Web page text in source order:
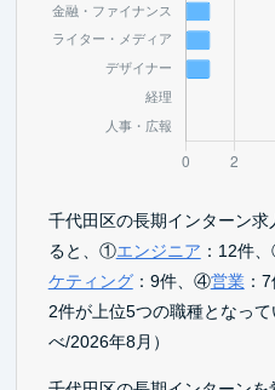
千代田区の長期インターン
ると、①エンジニア ：12件
ケティング：9件、④営業：
2件が上位5つの職種となっ
べ/2026年8月）